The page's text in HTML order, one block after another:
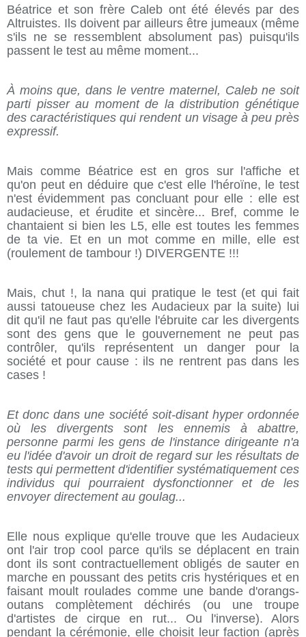
Béatrice et son frère Caleb ont été élevés par des
Altruistes. Ils doivent par ailleurs être jumeaux (même
s'ils ne se ressemblent absolument pas) puisqu'ils
passent le test au même moment...
À moins que, dans le ventre maternel, Caleb ne soit
parti pisser au moment de la distribution génétique
des caractéristiques qui rendent un visage à peu près
expressif.
Mais comme Béatrice est en gros sur l'affiche et
qu'on peut en déduire que c'est elle l'héroïne, le test
n'est évidemment pas concluant pour elle : elle est
audacieuse, et érudite et sincère... Bref, comme le
chantaient si bien les L5, elle est toutes les femmes
de ta vie. Et en un mot comme en mille, elle est
(roulement de tambour !) DIVERGENTE !!!
Mais, chut !, la nana qui pratique le test (et qui fait
aussi tatoueuse chez les Audacieux par la suite) lui
dit qu'il ne faut pas qu'elle l'ébruite car les divergents
sont des gens que le gouvernement ne peut pas
contrôler, qu'ils représentent un danger pour la
société et pour cause : ils ne rentrent pas dans les
cases !
Et donc dans une société soit-disant hyper ordonnée
où les divergents sont les ennemis à abattre,
personne parmi les gens de l'instance dirigeante n'a
eu l'idée d'avoir un droit de regard sur les résultats de
tests qui permettent d'identifier systématiquement ces
individus qui pourraient dysfonctionner et de les
envoyer directement au goulag...
Elle nous explique qu'elle trouve que les Audacieux
ont l'air trop cool parce qu'ils se déplacent en train
dont ils sont contractuellement obligés de sauter en
marche en poussant des petits cris hystériques et en
faisant moult roulades comme une bande d'orangs-
outans complètement déchirés (ou une troupe
d'artistes de cirque en rut... Ou l'inverse). Alors
pendant la cérémonie, elle choisit leur faction (après